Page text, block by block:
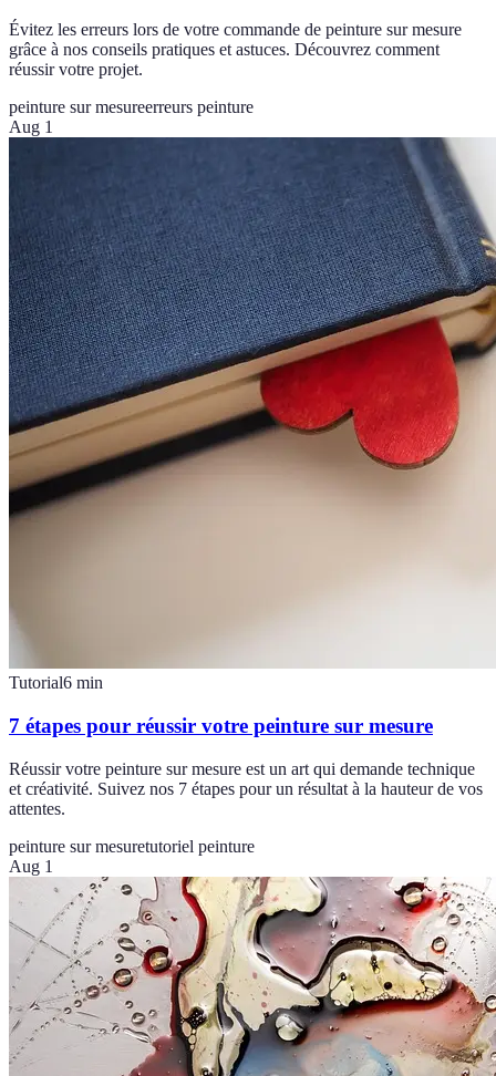
Évitez les erreurs lors de votre commande de peinture sur mesure
grâce à nos conseils pratiques et astuces. Découvrez comment
réussir votre projet.
peinture sur mesureerreurs peinture
Aug 1
Tutorial6 min
7 étapes pour réussir votre peinture sur mesure
Réussir votre peinture sur mesure est un art qui demande technique
et créativité. Suivez nos 7 étapes pour un résultat à la hauteur de vos
attentes.
peinture sur mesuretutoriel peinture
Aug 1